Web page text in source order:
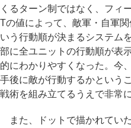
くるターン制ではなく、フィ
Tの値によって、敵軍・自軍
いう行動順が決まるシステム
部に全ユニットの行動順が表
的にわかりやすくなった。今
手後に敵が行動するかという
戦術を組み立てるうえで非常
また、ドットで描かれてい